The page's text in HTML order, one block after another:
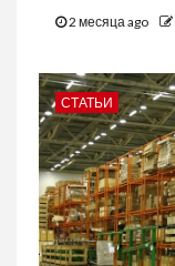
2 месяца ago
СТАТЬИ